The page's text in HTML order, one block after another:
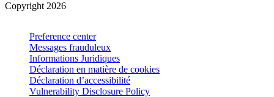
Copyright 2026
Preference center
Messages frauduleux
Informations Juridiques
Déclaration en matière de cookies
Déclaration d’accessibilité
Vulnerability Disclosure Policy